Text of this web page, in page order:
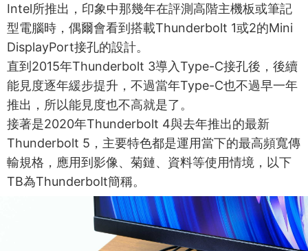
Intel所推出，印象中那幾年在評測高階主機板或筆記
型電腦時，偶爾會看到搭載Thunderbolt 1或2的Mini
DisplayPort接孔的設計。
直到2015年Thunderbolt 3導入Type-C接孔後，後續
能見度逐年緩步提升，不過當年Type-C也不過早一年
推出，所以能見度也不高就是了。
接著是2020年Thunderbolt 4與去年推出的最新
Thunderbolt 5，主要特色都是運用當下的最高頻寬傳
輸規格，應用到影像、菊鏈、資料等使用情境，以下
TB為Thunderbolt簡稱。